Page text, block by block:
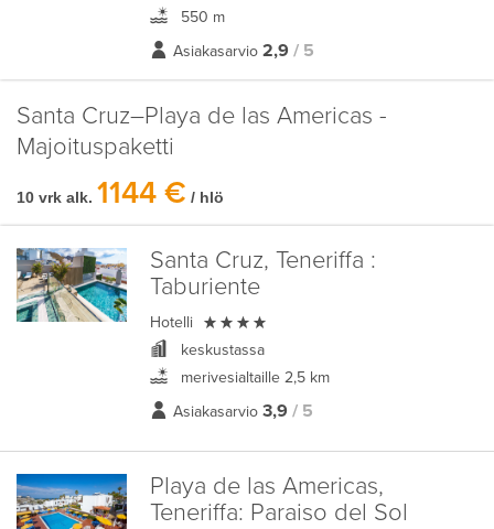
550 m
Asiakasarvio 2,9 / 5
Santa Cruz–Playa de las Americas -
Majoituspaketti
10 vrk alk. 1144 € / hlö
Santa Cruz, Teneriffa :
Taburiente
Hotelli 
keskustassa
merivesialtaille 2,5 km
Asiakasarvio 3,9 / 5
Playa de las Americas,
Teneriffa: Paraiso del Sol